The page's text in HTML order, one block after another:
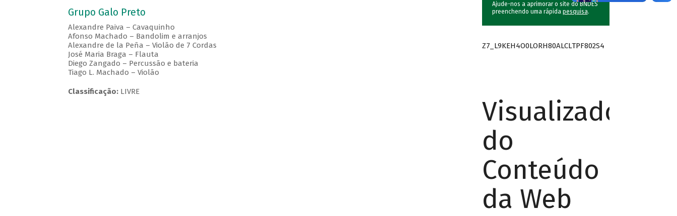
Grupo Galo Preto
Alexandre Paiva – Cavaquinho
Afonso Machado – Bandolim e arranjos
Alexandre de la Peña – Violão de 7 Cordas
José Maria Braga – Flauta
Diego Zangado – Percussão e bateria
Tiago L. Machado – Violão
Classificação:LIVRE
Ajude-nos a aprimorar o site do BNDES
preenchendo uma rápida pesquisa.
Z7_L9KEH4O0LORH80ALCLTPF802S4
Visualizador
do
Conteúdo
da Web